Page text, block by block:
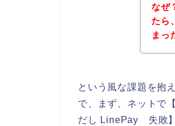
なぜ
たら
まっ
という風な課題を抱
で、まず、ネットで
だし LinePay 失敗